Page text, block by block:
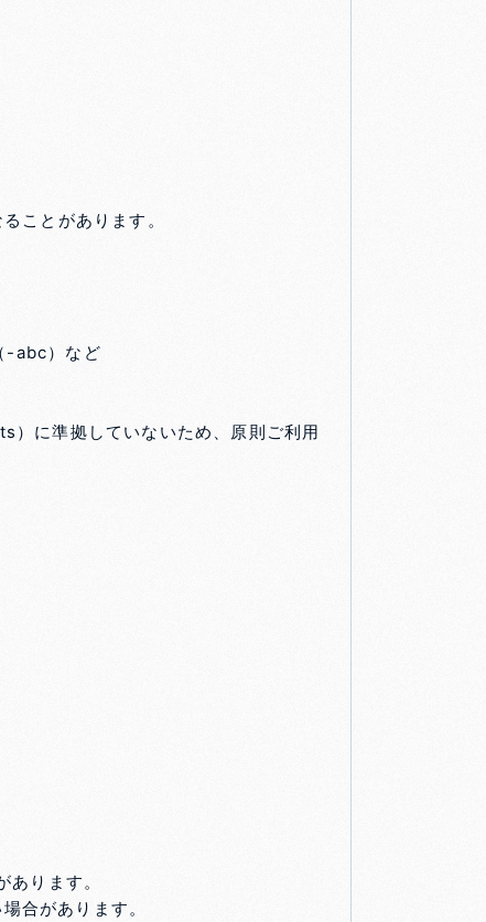
ことがあります。
-abc）など
に準拠していないため、原則ご利用
ります。
合があります。